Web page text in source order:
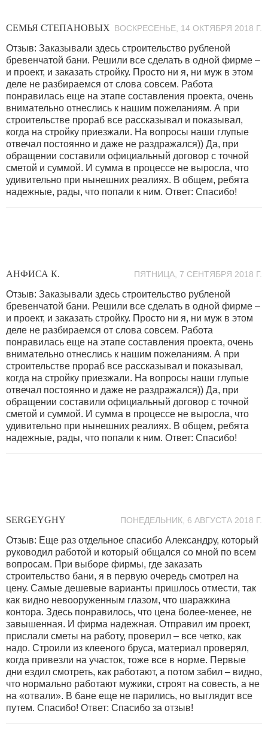
СЕМЬЯ СТЕПАНОВЫХ ВОСКРЕСЕНЬЕ, 14 ОКТЯБРЯ 2018 Г.
Отзыв: Заказывали здесь строительство рубленой
бревенчатой бани. Решили все сделать в одной фирме –
и проект, и заказать стройку. Просто ни я, ни муж в этом
деле не разбираемся от слова совсем. Работа
понравилась еще на этапе составления проекта, очень
внимательно отнеслись к нашим пожеланиям. А при
строительстве прораб все рассказывал и показывал,
когда на стройку приезжали. На вопросы наши глупые
отвечал постоянно и даже не раздражался)) Да, при
обращении составили официальный договор с точной
сметой и суммой. И сумма в процессе не выросла, что
удивительно при нынешних реалиях. В общем, ребята
надежные, рады, что попали к ним. Ответ: Спасибо!
АНФИСА К. ПЯТНИЦА, 7 СЕНТЯБРЯ 2018 Г.
Отзыв: Заказывали здесь строительство рубленой
бревенчатой бани. Решили все сделать в одной фирме –
и проект, и заказать стройку. Просто ни я, ни муж в этом
деле не разбираемся от слова совсем. Работа
понравилась еще на этапе составления проекта, очень
внимательно отнеслись к нашим пожеланиям. А при
строительстве прораб все рассказывал и показывал,
когда на стройку приезжали. На вопросы наши глупые
отвечал постоянно и даже не раздражался)) Да, при
обращении составили официальный договор с точной
сметой и суммой. И сумма в процессе не выросла, что
удивительно при нынешних реалиях. В общем, ребята
надежные, рады, что попали к ним. Ответ: Спасибо!
SERGEYGHY ПОНЕДЕЛЬНИК, 6 АВГУСТА 2018 Г.
Отзыв: Еще раз отдельное спасибо Александру, который
руководил работой и который общался со мной по всем
вопросам. При выборе фирмы, где заказать
строительство бани, я в первую очередь смотрел на
цену. Самые дешевые варианты пришлось отмести, так
как видно невооруженным глазом, что шаражкина
контора. Здесь понравилось, что цена более-менее, не
завышенная. И фирма надежная. Отправил им проект,
прислали сметы на работу, проверил – все четко, как
надо. Строили из клееного бруса, материал проверял,
когда привезли на участок, тоже все в норме. Первые
дни ездил смотреть, как работают, а потом забил – видно,
что нормально работают мужики, строят на совесть, а не
на «отвали». В бане еще не парились, но выглядит все
путем. Спасибо! Ответ: Спасибо за отзыв!